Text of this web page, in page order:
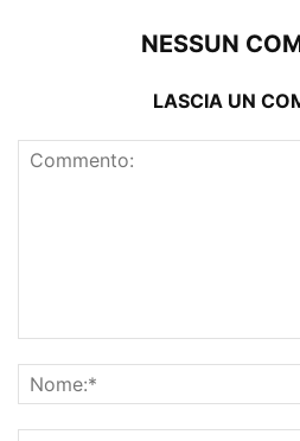
NESSUN
LASCIA UN